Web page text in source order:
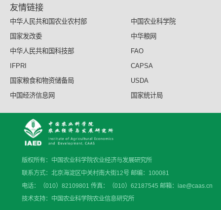
友情链接
中华人民共和国农业农村部
中国农业科学院
国家发改委
中华粮网
中华人民共和国科技部
FAO
IFPRI
CAPSA
国家粮食和物资储备局
USDA
中国经济信息网
国家统计局
版权所有：中国农业科学院农业经济与发展研究所
联系方式：北京海淀区中关村南大街12号 邮编：100081
电话：（010）82109801 传真：（010）62187545 邮箱：iae@caas.cn
技术支持：中国农业科学院农业信息研究所